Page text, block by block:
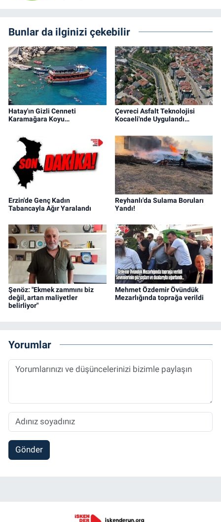
Bunlar da ilginizi çekebilir
Hatay'ın Gizli Cenneti
Karamağara Koyu…
Çevreci Asfalt Teknolojisi
Kocaeli'nde Uygulandı…
Erzin'de Genç Kadın
Tabancayla Ağır Yaralandı
Reyhanlı'da Sulama Boruları
Yandı!
Şenöz: "Ekmek zammını biz
değil, artan maliyetler
belirliyor"
Mehmet Özdemir Övündük
Mezarlığında toprağa verildi
Yorumlar
Gönder